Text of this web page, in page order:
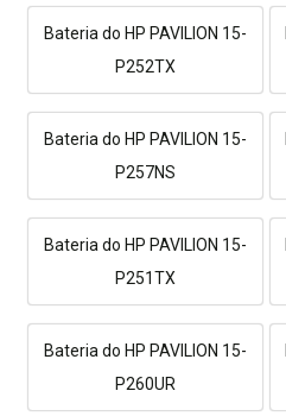
Bateria do HP PAVILION 15-
P252TX
Bateria do HP PAVILION 15-
P257NS
Bateria do HP PAVILION 15-
P251TX
Bateria do HP PAVILION 15-
P260UR